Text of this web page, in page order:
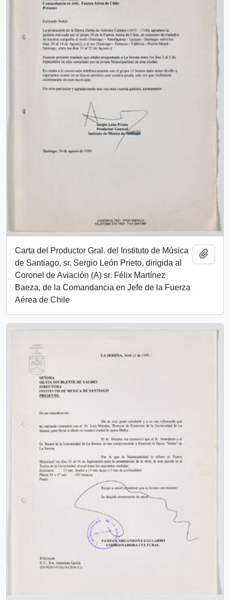
Carta del Productor Gral. del Instituto de Música
de Santiago, sr. Sergio León Prieto, dirigida al
Coronel de Aviación (A) sr. Félix Martínez
Baeza, de la Comandancia en Jefe de la Fuerza
Aérea de Chile